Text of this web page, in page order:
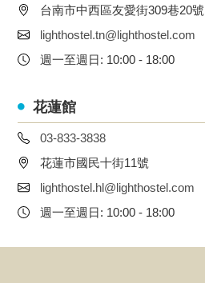
台南市中西區友愛街309巷20號
lighthostel.tn@lighthostel.com
週一至週日: 10:00 - 18:00
花蓮館
03-833-3838
花蓮市國民十街11號
lighthostel.hl@lighthostel.com
週一至週日: 10:00 - 18:00